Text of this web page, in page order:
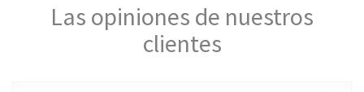
Las opiniones de nuestros
clientes